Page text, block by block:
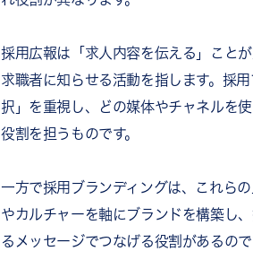
採用広報は「求人内容を伝える」こと
求職者に知らせる活動を指します。採
択」を重視し、どの媒体やチャネルを
役割を担うものです。
一方で採用ブランディングは、これら
やカルチャーを軸にブランドを構築し
るメッセージでつなげる役割があるので